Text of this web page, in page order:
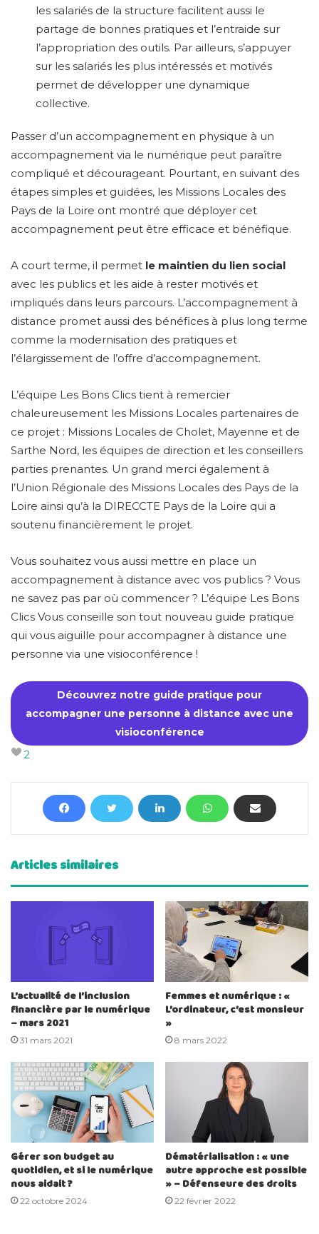
les salariés de la structure facilitent aussi le
partage de bonnes pratiques et l’entraide sur
l’appropriation des outils. Par ailleurs, s’appuyer
sur les salariés les plus intéressés et motivés
permet de développer une dynamique
collective.
Passer d’un accompagnement en physique à un
accompagnement via le numérique peut paraître
compliqué et décourageant. Pourtant, en suivant des
étapes simples et guidées, les Missions Locales des
Pays de la Loire ont montré que déployer cet
accompagnement peut être efficace et bénéfique.
A court terme, il permet le maintien du lien social
avec les publics et les aide à rester motivés et
impliqués dans leurs parcours. L’accompagnement à
distance promet aussi des bénéfices à plus long terme
comme la modernisation des pratiques et
l’élargissement de l’offre d’accompagnement.
L’équipe Les Bons Clics tient à remercier
chaleureusement les Missions Locales partenaires de
ce projet : Missions Locales de Cholet, Mayenne et de
Sarthe Nord, les équipes de direction et les conseillers
parties prenantes. Un grand merci également à
l’Union Régionale des Missions Locales des Pays de la
Loire ainsi qu’à la DIRECCTE Pays de la Loire qui a
soutenu financièrement le projet.
Vous souhaitez vous aussi mettre en place un
accompagnement à distance avec vos publics ? Vous
ne savez pas par où commencer ? L’équipe Les Bons
Clics Vous conseille son tout nouveau guide pratique
qui vous aiguille pour accompagner à distance une
personne via une visioconférence !
Découvrez notre guide pratique pour
accompagner une personne à distance avec une
visioconférence
2
Articles similaires
L’actualité de l’inclusion
financière par le numérique
– mars 2021
31 mars 2021
Femmes et numérique : «
L’ordinateur, c’est monsieur
»
8 mars 2022
Gérer son budget au
quotidien, et si le numérique
nous aidait ?
22 octobre 2024
Dématérialisation : « une
autre approche est possible
» – Défenseure des droits
22 février 2022